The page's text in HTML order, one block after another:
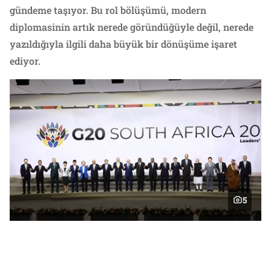
gündeme taşıyor. Bu rol bölüşümü, modern
diplomasinin artık nerede göründüğüyle değil, nerede
yazıldığıyla ilgili daha büyük bir dönüşüme işaret
ediyor.
5